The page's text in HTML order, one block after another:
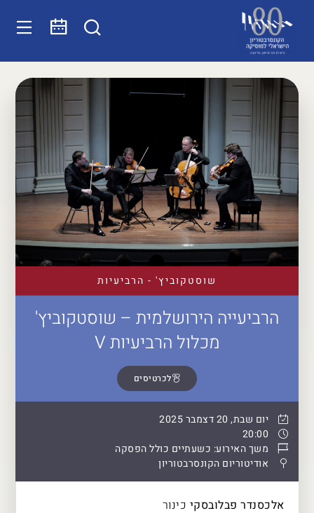
שוסטקוביץ' - הרביעיות
הרביעייה הירושלמית – שוסטקוביץ'
מכלול הרביעיות V
לכרטיסים
יום שבת, 20 דצמבר 2025
20:00
משך האירוע: כשעתיים כולל הפסקה
אודיטוריום הקונסרבטוריון
אלכסנדר פבלובסקי כינור